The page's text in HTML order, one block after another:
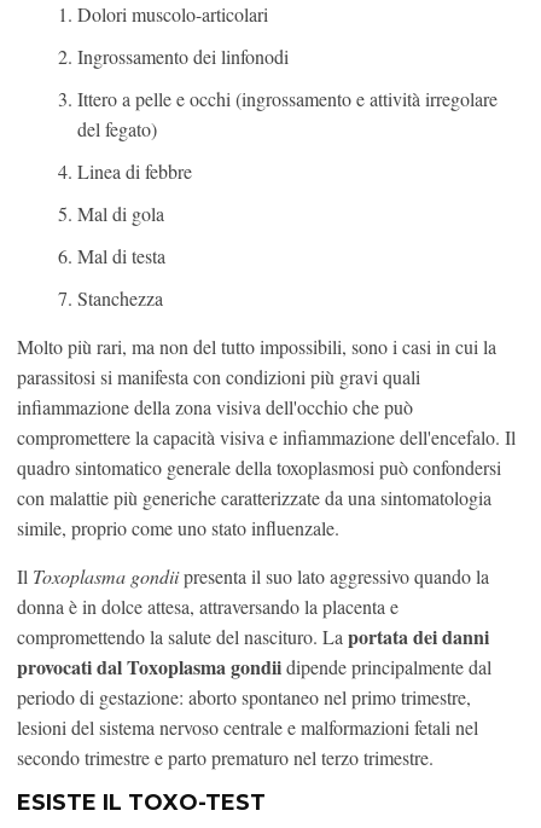
Dolori muscolo-articolari
Ingrossamento dei linfonodi
Ittero a pelle e occhi (ingrossamento e attività irregolare
del fegato)
Linea di febbre
Mal di gola
Mal di testa
Stanchezza
Molto più rari, ma non del tutto impossibili, sono i casi in cui la
parassitosi si manifesta con condizioni più gravi quali
infiammazione della zona visiva dell'occhio che può
compromettere la capacità visiva e infiammazione dell'encefalo. Il
quadro sintomatico generale della toxoplasmosi può confondersi
con malattie più generiche caratterizzate da una sintomatologia
simile, proprio come uno stato influenzale.
Il Toxoplasma gondiipresenta il suo lato aggressivo quando la
donna è in dolce attesa, attraversando la placenta e
compromettendo la salute del nascituro. La portata dei danni
provocati dal Toxoplasma gondiidipende principalmente dal
periodo di gestazione: aborto spontaneo nel primo trimestre,
lesioni del sistema nervoso centrale e malformazioni fetali nel
secondo trimestre e parto prematuro nel terzo trimestre.
ESISTE IL TOXO-TEST